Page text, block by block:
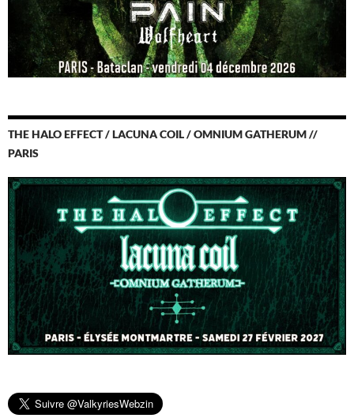
THE HALO EFFECT / LACUNA COIL / OMNIUM GATHERUM //
PARIS